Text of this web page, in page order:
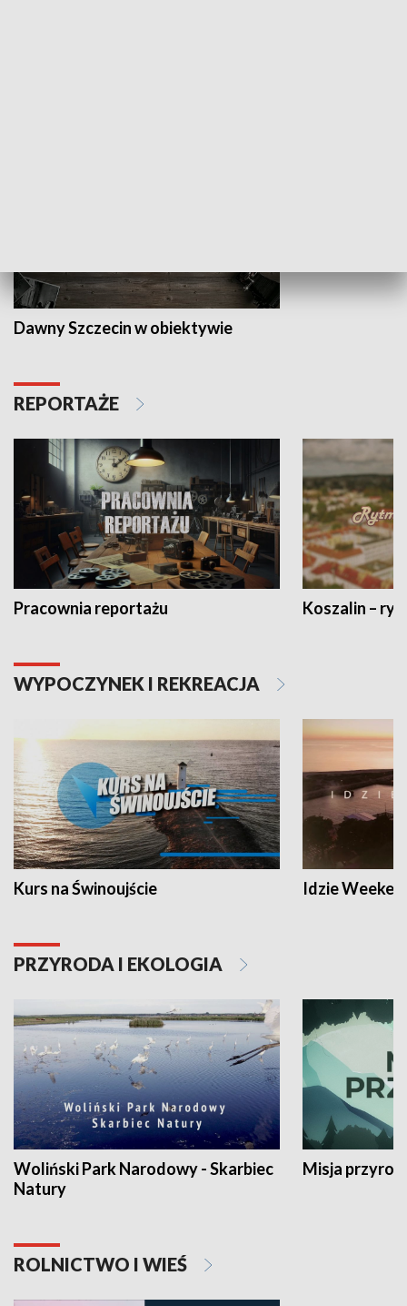
Dawny Szczecin w obiektywie
REPORTAŻE
Pracownia reportażu Koszalin –
WYPOCZYNEK I REKREACJA
Kurs na Świnoujście Idzie
PRZYRODA I EKOLOGIA
Woliński Park Narodowy - Skarbiec
Natury
Misja
ROLNICTWO I WIEŚ